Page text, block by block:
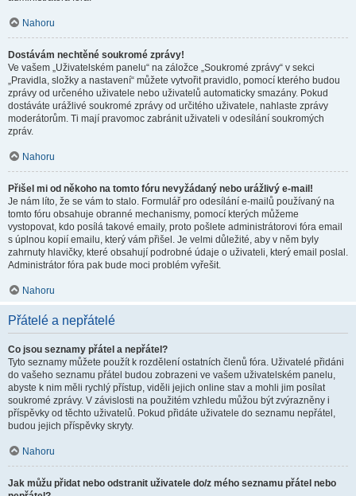
Nahoru
Dostávám nechtěné soukromé zprávy!
Ve vašem „Uživatelském panelu“ na záložce „Soukromé zprávy“ v sekci
„Pravidla, složky a nastavení“ můžete vytvořit pravidlo, pomocí kterého budou
zprávy od určeného uživatele nebo uživatelů automaticky smazány. Pokud
dostáváte urážlivé soukromé zprávy od určitého uživatele, nahlaste zprávy
moderátorům. Ti mají pravomoc zabránit uživateli v odesílání soukromých
zpráv.
Nahoru
Přišel mi od někoho na tomto fóru nevyžádaný nebo urážlivý e-mail!
Je nám líto, že se vám to stalo. Formulář pro odesílání e-mailů používaný na
tomto fóru obsahuje obranné mechanismy, pomocí kterých můžeme
vystopovat, kdo posílá takové emaily, proto pošlete administrátorovi fóra email
s úplnou kopií emailu, který vám přišel. Je velmi důležité, aby v něm byly
zahrnuty hlavičky, které obsahují podrobné údaje o uživateli, který email poslal.
Administrátor fóra pak bude moci problém vyřešit.
Nahoru
Přátelé a nepřátelé
Co jsou seznamy přátel a nepřátel?
Tyto seznamy můžete použít k rozdělení ostatních členů fóra. Uživatelé přidáni
do vašeho seznamu přátel budou zobrazeni ve vašem uživatelském panelu,
abyste k nim měli rychlý přístup, viděli jejich online stav a mohli jim posílat
soukromé zprávy. V závislosti na použitém vzhledu můžou být zvýrazněny i
příspěvky od těchto uživatelů. Pokud přidáte uživatele do seznamu nepřátel,
budou jejich příspěvky skryty.
Nahoru
Jak můžu přidat nebo odstranit uživatele do/z mého seznamu přátel nebo